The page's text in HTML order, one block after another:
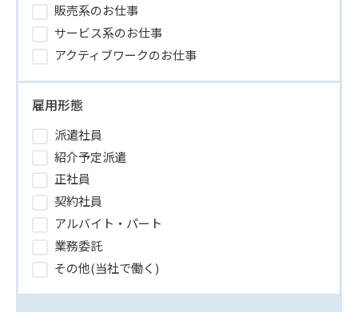
販売系のお仕事
サービス系のお仕事
アクティブワークのお仕事
雇用形態
派遣社員
紹介予定派遣
正社員
契約社員
アルバイト・パート
業務委託
その他(当社で働く)